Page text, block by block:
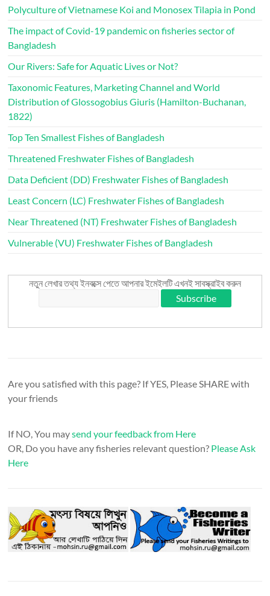
Polyculture of Vietnamese Koi and Monosex Tilapia in Pond
The impact of Covid-19 pandemic on fisheries sector of
Bangladesh
Our Rivers: Safe for Aquatic Lives or Not?
Taxonomic Features, Marketing Channel and World
Distribution of Glossogobius Giuris (Hamilton-Buchanan,
1822)
Top Ten Smallest Fishes of Bangladesh
Threatened Freshwater Fishes of Bangladesh
Data Deficient (DD) Freshwater Fishes of Bangladesh
Least Concern (LC) Freshwater Fishes of Bangladesh
Near Threatened (NT) Freshwater Fishes of Bangladesh
Vulnerable (VU) Freshwater Fishes of Bangladesh
নতুন লেখার তথ্য ইনবক্সে পেতে আপনার ইমেইলটি এখনই সাবস্ক্রাইব করুন
Are you satisfied with this page? If YES, Please SHARE with
your friends
If NO, You maysend your feedback from Here
OR, Do you have any fisheries relevant question? Please Ask
Here